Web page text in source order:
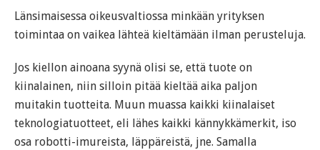
Länsimaisessa oikeusvaltiossa minkään yrityksen
toimintaa on vaikea lähteä kieltämään ilman perusteluja.
Jos kiellon ainoana syynä olisi se, että tuote on
kiinalainen, niin silloin pitää kieltää aika paljon
muitakin tuotteita. Muun muassa kaikki kiinalaiset
teknologiatuotteet, eli lähes kaikki kännykkämerkit, iso
osa robotti-imureista, läppäreistä, jne. Samalla